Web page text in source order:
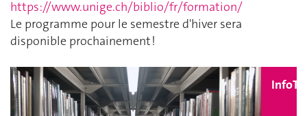
https://www.unige.ch/biblio/fr/formation/
Le programme pour le semestre d'hiver sera
disponible prochainement !